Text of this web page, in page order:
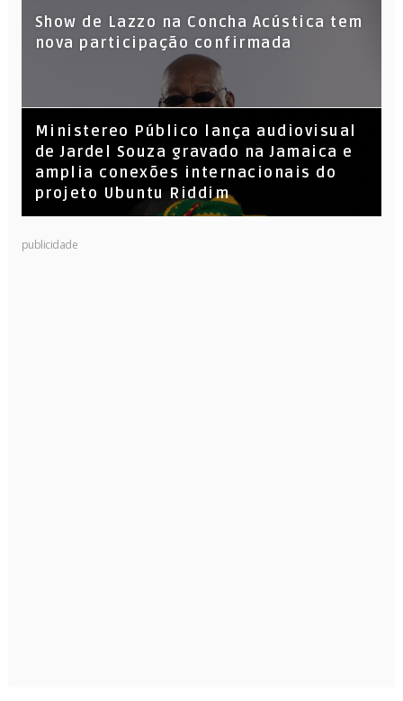
Show de Lazzo na Concha Acústica tem
nova participação confirmada
​Ministereo Público lança audiovisual
de Jardel Souza gravado na Jamaica e
amplia conexões internacionais do
projeto Ubuntu Riddim
KL Jay (Racionais MC’s), DJ Raíz e DJ
publicidade